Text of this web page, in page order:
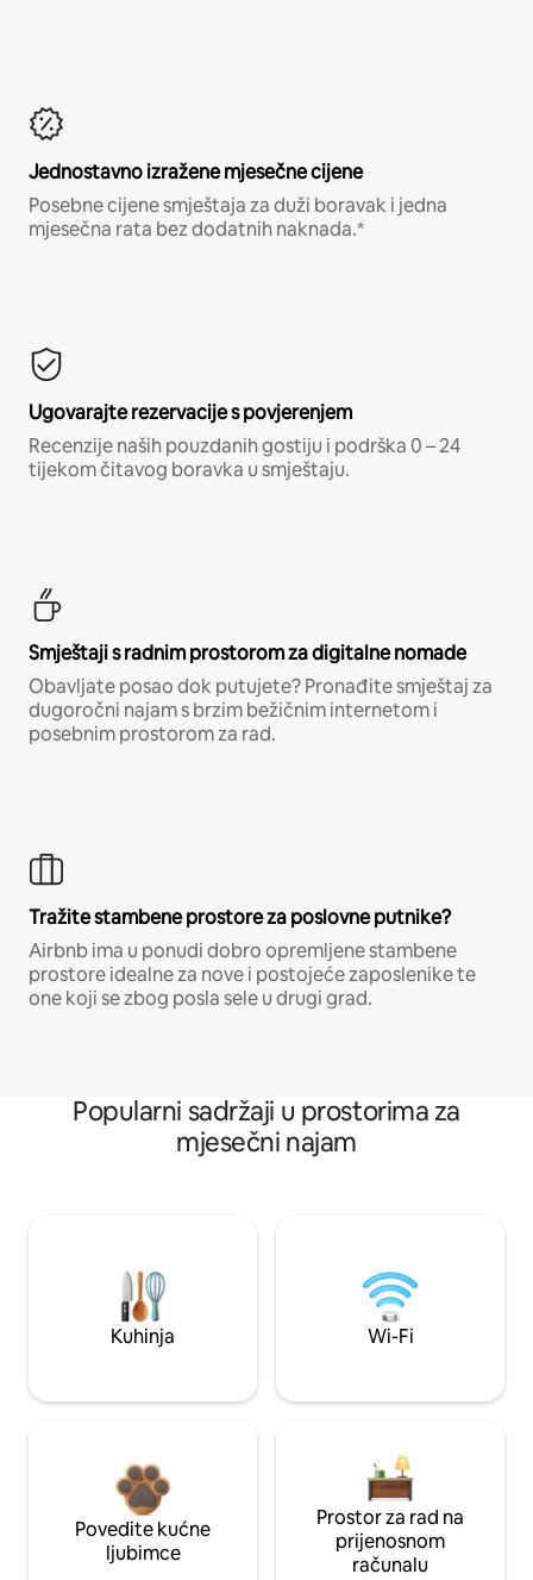
Jednostavno izražene mjesečne cijene
Posebne cijene smještaja za duži boravak i jedna
mjesečna rata bez dodatnih naknada.*
Ugovarajte rezervacije s povjerenjem
Recenzije naših pouzdanih gostiju i podrška 0 – 24
tijekom čitavog boravka u smještaju.
Smještaji s radnim prostorom za digitalne nomade
Obavljate posao dok putujete? Pronađite smještaj za
dugoročni najam s brzim bežičnim internetom i
posebnim prostorom za rad.
Tražite stambene prostore za poslovne putnike?
Airbnb ima u ponudi dobro opremljene stambene
prostore idealne za nove i postojeće zaposlenike te
one koji se zbog posla sele u drugi grad.
Popularni sadržaji u prostorima za
mjesečni najam
Kuhinja Wi-Fi
Povedite kućne
ljubimce
Prostor za rad na
prijenosnom
računalu